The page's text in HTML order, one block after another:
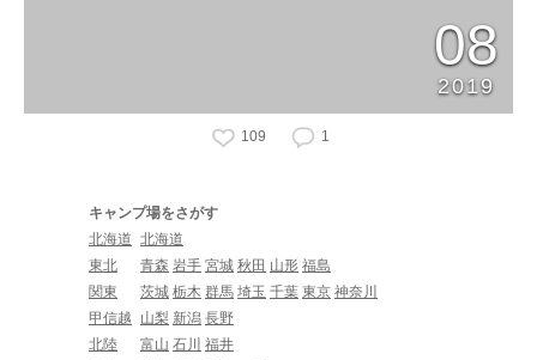
08
2019
109 1
キャンプ場をさがす
北海道 北海道
東北
青森 岩手 宮城 秋田 山形 福島
関東
茨城 栃木 群馬 埼玉 千葉 東京 神奈川
甲信越
山梨 新潟 長野
北陸
富山 石川 福井